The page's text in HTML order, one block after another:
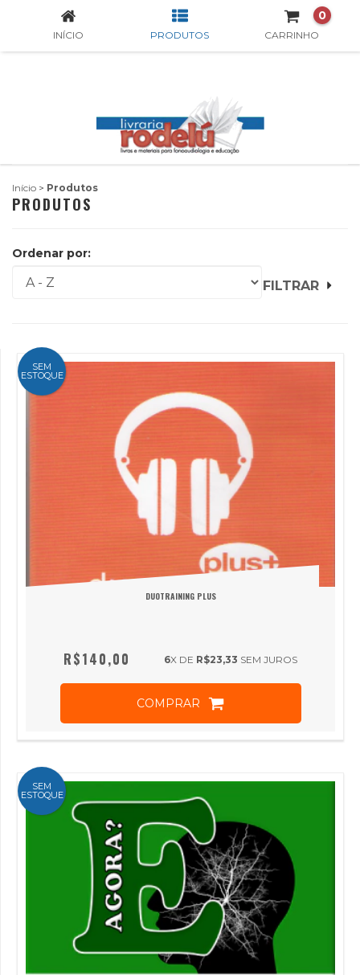
INÍCIO PRODUTOS CARRINHO
0
Início > Produtos
PRODUTOS
Ordenar por:
FILTRAR
SEM
ESTOQUE
DUOTRAINING PLUS
R$140,00 6X DE R$23,33 SEM JUROS
COMPRAR
SEM
ESTOQUE